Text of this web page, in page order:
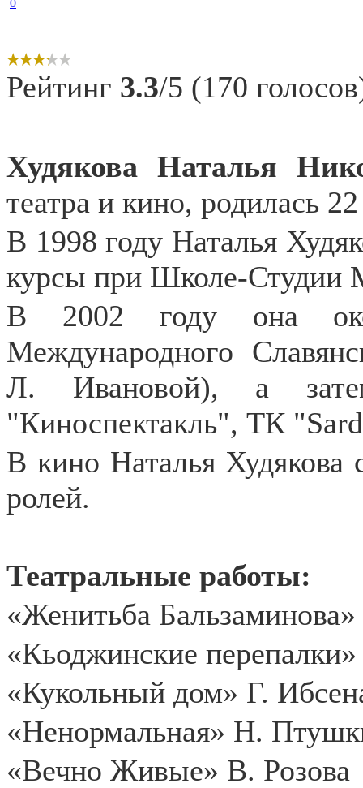
0
Рейтинг 3.3/5 (170
Худякова Наталья
театра и кино, родилась
В 1998 году Наталья
курсы при Школе-
В 2002 году она
Международного
Л. Ивановой), а
"Киноспектакль", ТК
В кино Наталья Худякова
ролей.
Театральные работы:
«Женитьба
«Кьоджинские
«Кукольный дом» Г.
«Ненормальная» Н.
«Вечно Живые» В. Розова